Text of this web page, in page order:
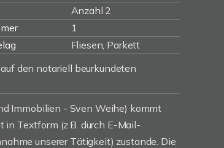
Anzahl 2
1
Fliesen, Parkett
den notariell beurkundeten
Immobilien - Sven Weihe) kommt
in Textform (z.B. durch E-Mail-
unserer Tätigkeit) zustande. Die